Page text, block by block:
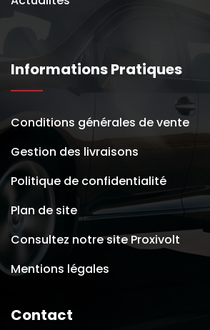
Informations Pratiques
Conditions générales de vente
Gestion des livraisons
Politique de confidentialité
Plan de site
Consultez notre site Proxivolt
Mentions légales
Contact